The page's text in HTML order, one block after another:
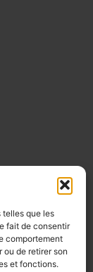
telles que les
fait de consentir
comportement
ou de retirer son
et fonctions.